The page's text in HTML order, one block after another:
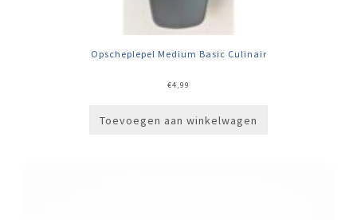
Opscheplepel Medium Basic Culinair
€4,99
Toevoegen aan winkelwagen